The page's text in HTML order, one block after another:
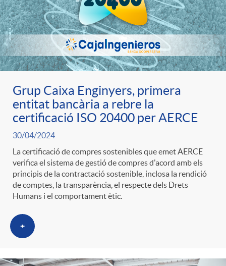
a
s
l
t
r
o
C
a
t
i
n
g
u
t
s
Grup Caixa Enginyers, primera
entitat bancària a rebre la
certificació ISO 20400 per AERCE
30/04/2024
La certificació de compres sostenibles que emet AERCE
verifica el sistema de gestió de compres d'acord amb els
principis de la contractació sostenible, inclosa la rendició
de comptes, la transparència, el respecte dels Drets
Humans i el comportament ètic.
+